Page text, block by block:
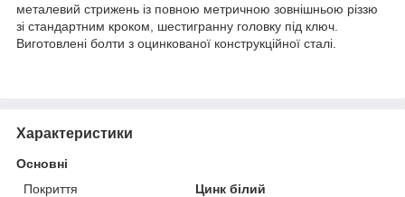
металевий стрижень із повною метричною зовнішньою різзю
зі стандартним кроком, шестигранну головку під ключ.
Виготовлені болти з оцинкованої конструкційної сталі.
Характеристики
Основні
Покриття
Цинк білий